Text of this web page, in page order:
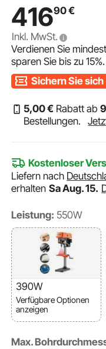
Metallbearbeitung
41690€
Inkl. MwSt.
Verdienen Sie
sparen Sie bis zu15%.
Sichern Sie sich
5,00€ Rabatt ab
Bestellungen.
Kostenloser
Liefern nach
erhalten Sa Aug. 15.
Leistung: 550W
390W
Verfügbare Optionen
anzeigen
Max.